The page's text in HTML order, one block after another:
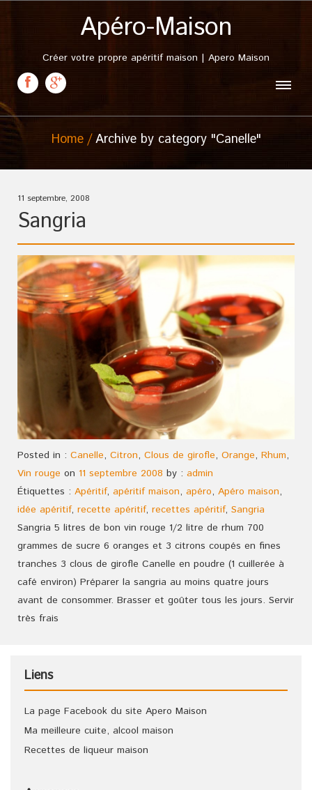
Apéro-Maison
Créer votre propre apéritif maison | Apero Maison
Home Archive by category "Canelle"
11 septembre, 2008
Sangria
Posted in : Canelle, Citron, Clous de girofle, Orange, Rhum,
Vin rouge on 11 septembre 2008 by : admin
Étiquettes : Apéritif, apéritif maison, apéro, Apéro maison,
idée apéritif, recette apéritif, recettes apéritif, Sangria
Sangria 5 litres de bon vin rouge 1/2 litre de rhum 700
grammes de sucre 6 oranges et 3 citrons coupés en fines
tranches 3 clous de girofle Canelle en poudre (1 cuillerée à
café environ) Préparer la sangria au moins quatre jours
avant de consommer. Brasser et goûter tous les jours. Servir
très frais
Liens
La page Facebook du site Apero Maison
Ma meilleure cuite, alcool maison
Recettes de liqueur maison